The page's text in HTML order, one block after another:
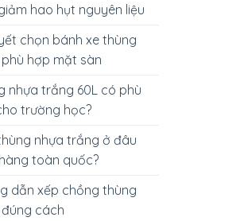
hao hụt nguyên liệu
chọn bánh xe thùng
hợp mặt sàn
nhựa trắng 60L có phù
trường học?
nhựa trắng ở đâu
toàn quốc?
dẫn xếp chồng thùng
cách